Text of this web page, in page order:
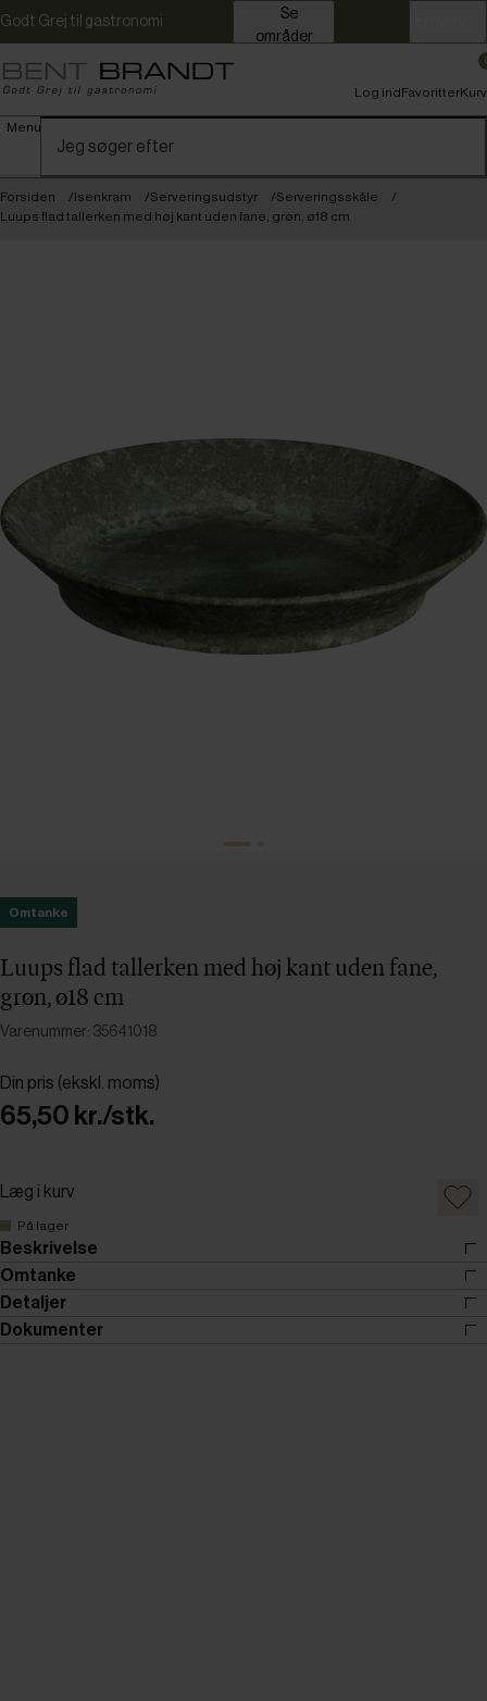
Godt Grej til gastronomi
områder
Menu
Log indFavoritterKurv
Forsiden Isenkram Serveringsudstyr
Serveringsskåle
Luups flad tallerken med høj kant uden fane, grøn, ø18 cm
Omtanke
Luups flad tallerken med høj kant uden fane,
grøn, ø18 cm
Varenummer: 35641018
Din pris (ekskl. moms)
65,50 kr./stk.
Læg i kurv
På lager
Beskrivelse
Omtanke
Detaljer
Dokumenter